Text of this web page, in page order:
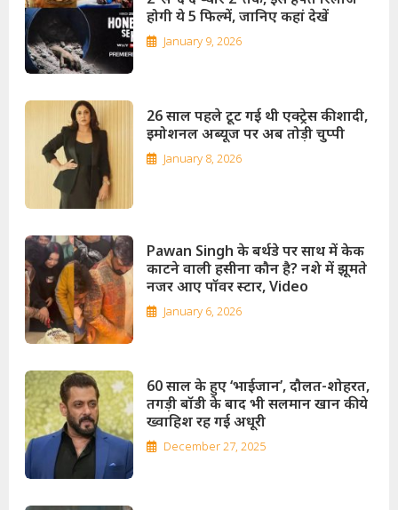
होगी ये 5 फिल्में, जानिए कहां देखें
January 9, 2026
26 साल पहले टूट गई थी एक्ट्रेस की शादी,
इमोशनल अब्यूज पर अब तोड़ी चुप्पी
January 8, 2026
Pawan Singh के बर्थडे पर साथ में केक
काटने वाली हसीना कौन है? नशे में झूमते
नजर आए पॉवर स्टार, Video
January 6, 2026
60 साल के हुए ‘भाईजान’, दौलत-शोहरत,
तगड़ी बॉडी के बाद भी सलमान खान की ये
ख्वाहिश रह गई अधूरी
December 27, 2025